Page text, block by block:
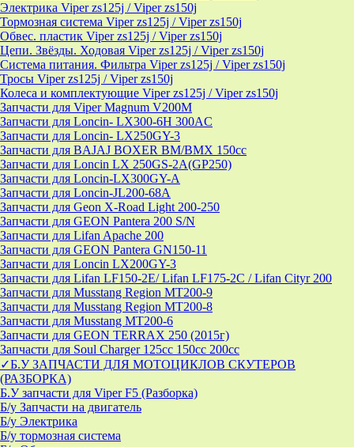
Электрика Viper zs125j / Viper zs150j
Тормозная система Viper zs125j / Viper zs150j
Обвес. пластик Viper zs125j / Viper zs150j
Цепи. Звёзды. Ходовая Viper zs125j / Viper zs150j
Система питания. Фильтра Viper zs125j / Viper zs150j
Тросы Viper zs125j / Viper zs150j
Колеса и комплектующие Viper zs125j / Viper zs150j
Запчасти для Viper Magnum V200M
Запчасти для Loncin- LX300-6H 300AC
Запчасти для Loncin- LX250GY-3
Запчасти для BAJAJ BOXER BM/ВМX 150cc
Запчасти для Loncin LX 250GS-2A(GP250)
Запчасти для Loncin-LX300GY-A
Запчасти для Loncin-JL200-68A
Запчасти для Geon X-Road Light 200-250
Запчасти для GEON Pantera 200 S/N
Запчасти для Lifan Apache 200
Запчасти для GEON Pantera GN150-11
Запчасти для Loncin LX200GY-3
Запчасти для Lifan LF150-2E/ Lifan LF175-2C / Lifan Cityr 200
Запчасти для Musstang Region MT200-9
Запчасти для Musstang Region MT200-8
Запчасти для Musstang MT200-6
Запчасти для GEON TERRAX 250 (2015г)
Запчасти для Soul Charger 125сс 150cc 200сс
✓Б.У ЗАПЧАСТИ ДЛЯ МОТОЦИКЛОВ СКУТЕРОВ
(РАЗБОРКА)
Б.У запчасти для Viper F5 (Разборка)
Б/у Запчасти на двигатель
Б/у Электрика
Б/у тормозная система